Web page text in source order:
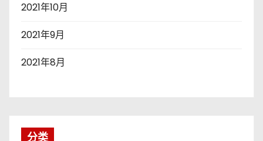
2021年10月
2021年9月
2021年8月
分类